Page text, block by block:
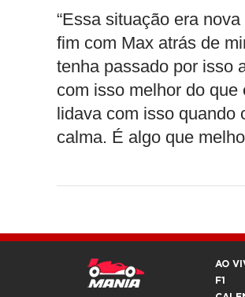
“Essa situação era
fim com Max atrás de
tenha passado por isso
com isso melhor do
lidava com isso quando
calma. É algo que
AO
F1